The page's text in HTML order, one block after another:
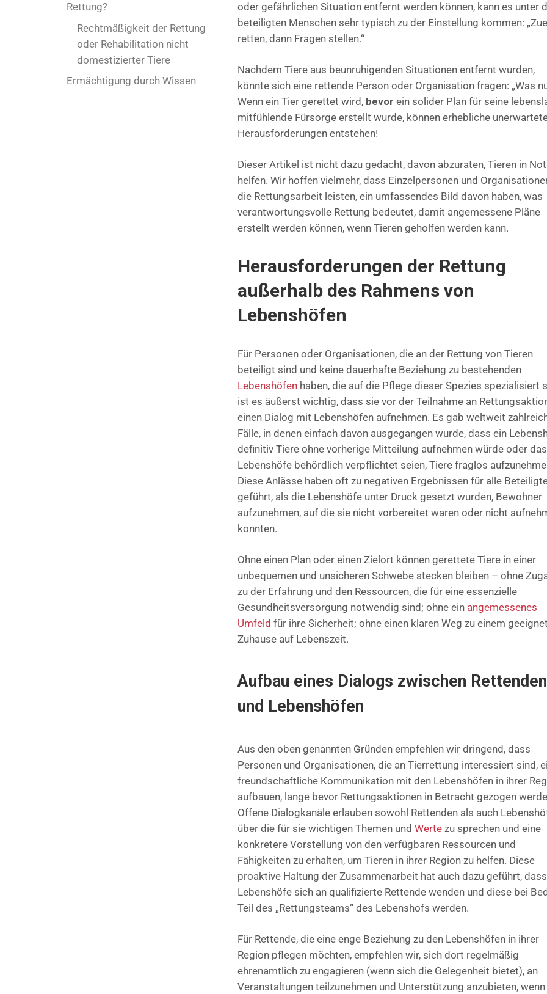
Rettung?
Rechtmäßigkeit der Rettung
oder Rehabilitation nicht
domestizierter Tiere
Ermächtigung durch Wissen
oder gefährlichen Situation entfernt werden können, kann es unter
beteiligten Menschen sehr typisch zu der Einstellung kommen:
retten, dann Fragen stellen.“
Nachdem Tiere aus beunruhigenden Situationen entfernt wurden,
könnte sich eine rettende Person oder Organisation fragen: „Was
Wenn ein Tier gerettet wird, bevor ein solider Plan für seine
mitfühlende Fürsorge erstellt wurde, können erhebliche
Herausforderungen entstehen!
Dieser Artikel ist nicht dazu gedacht, davon abzuraten, Tieren in
helfen. Wir hoffen vielmehr, dass Einzelpersonen und
die Rettungsarbeit leisten, ein umfassendes Bild davon haben, was
verantwortungsvolle Rettung bedeutet, damit angemessene Pläne
erstellt werden können, wenn Tieren geholfen werden kann.
Herausforderungen der Rettung
außerhalb des Rahmens von
Lebenshöfen
Für Personen oder Organisationen, die an der Rettung von Tieren
beteiligt sind und keine dauerhafte Beziehung zu bestehenden
Lebenshöfenhaben, die auf die Pflege dieser Spezies spezialisiert
ist es äußerst wichtig, dass sie vor der Teilnahme an
einen Dialog mit Lebenshöfen aufnehmen. Es gab weltweit
Fälle, in denen einfach davon ausgegangen wurde, dass ein
definitiv Tiere ohne vorherige Mitteilung aufnehmen würde oder
Lebenshöfe behördlich verpflichtet seien, Tiere fraglos
Diese Anlässe haben oft zu negativen Ergebnissen für alle
geführt, als die Lebenshöfe unter Druck gesetzt wurden, Bewohner
aufzunehmen, auf die sie nicht vorbereitet waren oder nicht
konnten.
Ohne einen Plan oder einen Zielort können gerettete Tiere in einer
unbequemen und unsicheren Schwebe stecken bleiben – ohne
zu der Erfahrung und den Ressourcen, die für eine essenzielle
Gesundheitsversorgung notwendig sind; ohne ein angemessenes
Umfeld für ihre Sicherheit; ohne einen klaren Weg zu einem
Zuhause auf Lebenszeit.
Aufbau eines Dialogs zwischen Rettenden
und Lebenshöfen
Aus den oben genannten Gründen empfehlen wir dringend, dass
Personen und Organisationen, die an Tierrettung interessiert sind,
freundschaftliche Kommunikation mit den Lebenshöfen in ihrer
aufbauen, lange bevor Rettungsaktionen in Betracht gezogen
Offene Dialogkanäle erlauben sowohl Rettenden als auch
über die für sie wichtigen Themen und Wertezu sprechen und eine
konkretere Vorstellung von den verfügbaren Ressourcen und
Fähigkeiten zu erhalten, um Tieren in ihrer Region zu helfen. Diese
proaktive Haltung der Zusammenarbeit hat auch dazu geführt, dass
Lebenshöfe sich an qualifizierte Rettende wenden und diese bei
Teil des „Rettungsteams“ des Lebenshofs werden.
Für Rettende, die eine enge Beziehung zu den Lebenshöfen in ihrer
Region pflegen möchten, empfehlen wir, sich dort regelmäßig
ehrenamtlich zu engagieren (wenn sich die Gelegenheit bietet), an
Veranstaltungen teilzunehmen und Unterstützung anzubieten,